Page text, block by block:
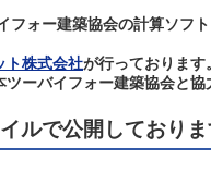
フォー建築協会の計算ソフ
ト株式会社が行っております
ーバイフォー建築協会と協
ルで公開しており